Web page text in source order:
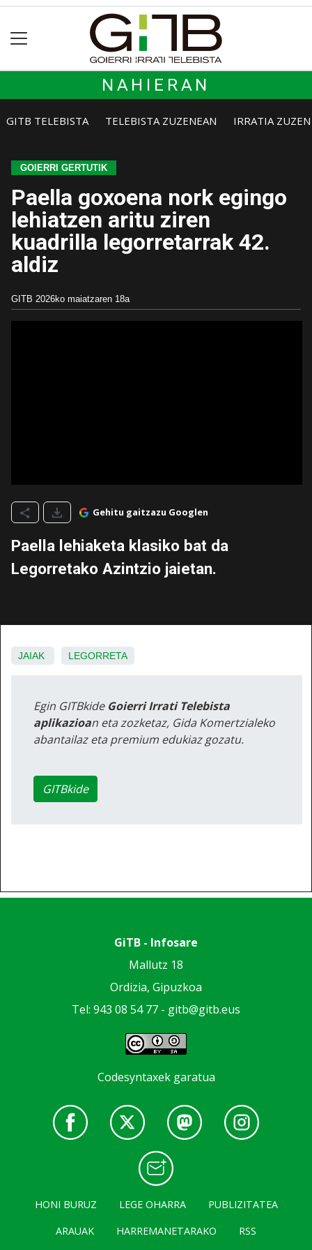
NAHIERAN
GITB TELEBISTA TELEBISTA ZUZENEAN IRRATIA
GOIERRI GERTUTIK
Paella goxoena nork egingo
lehiatzen aritu ziren
kuadrilla legorretarrak 42.
aldiz
GITB 2026ko maiatzaren 18a
Gehitu gaitzazu Googlen
Paella lehiaketa klasiko bat da
Legorretako Azintzio jaietan.
JAIAK LEGORRETA
Egin GITBkide Goierri Irrati Telebista
aplikazioan eta zozketaz, Gida Komertzialeko
abantailaz eta premium edukiaz gozatu.
GITBkide
GiTB - Infosare
Mallutz 18
Ordizia, Gipuzkoa
Tel: 943 08 54 77 - gitb@gitb.eus
Codesyntaxek garatua
HONI BURUZ LEGE OHARRA
PUBLIZITATEA
ARAUAK
HARREMANETARAKO RSS